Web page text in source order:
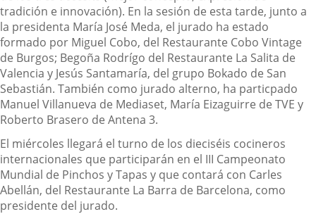
tradición e innovación). En la sesión de esta tarde, junto a
la presidenta María José Meda, el jurado ha estado
formado por Miguel Cobo, del Restaurante Cobo Vintage
de Burgos; Begoña Rodrígo del Restaurante La Salita de
Valencia y Jesús Santamaría, del grupo Bokado de San
Sebastián. También como jurado alterno, ha particpado
Manuel Villanueva de Mediaset, María Eizaguirre de TVE y
Roberto Brasero de Antena 3.
El miércoles llegará el turno de los dieciséis cocineros
internacionales que participarán en el III Campeonato
Mundial de Pinchos y Tapas y que contará con Carles
Abellán, del Restaurante La Barra de Barcelona, como
presidente del jurado.